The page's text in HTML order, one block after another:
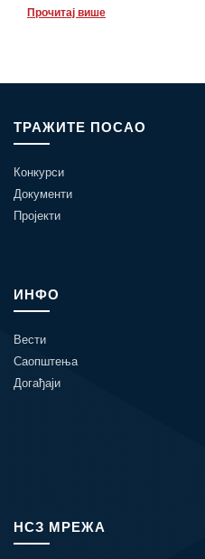
Прочитај више
ТРАЖИТЕ ПОСАО
Конкурси
Документи
Пројекти
ИНФО
Вести
Саопштења
Догађаји
НСЗ МРЕЖА